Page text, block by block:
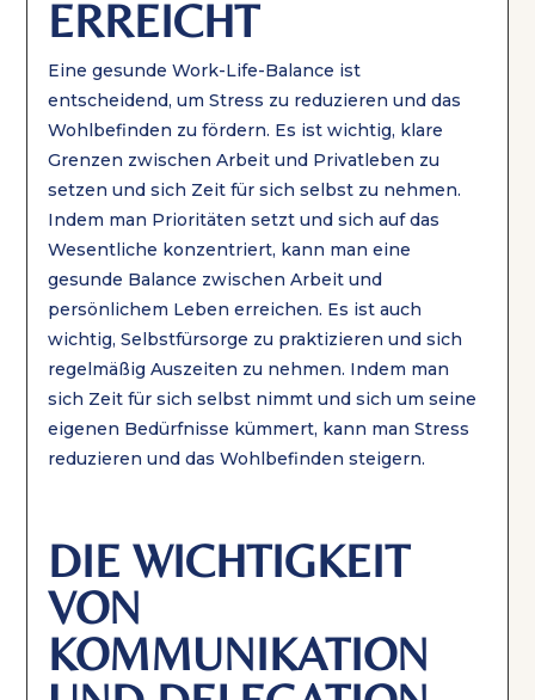
ERREICHT
Eine gesunde Work-Life-Balance ist
entscheidend, um Stress zu reduzieren und das
Wohlbefinden zu fördern. Es ist wichtig, klare
Grenzen zwischen Arbeit und Privatleben zu
setzen und sich Zeit für sich selbst zu nehmen.
Indem man Prioritäten setzt und sich auf das
Wesentliche konzentriert, kann man eine
gesunde Balance zwischen Arbeit und
persönlichem Leben erreichen. Es ist auch
wichtig, Selbstfürsorge zu praktizieren und sich
regelmäßig Auszeiten zu nehmen. Indem man
sich Zeit für sich selbst nimmt und sich um seine
eigenen Bedürfnisse kümmert, kann man Stress
reduzieren und das Wohlbefinden steigern.
DIE WICHTIGKEIT
VON
KOMMUNIKATION